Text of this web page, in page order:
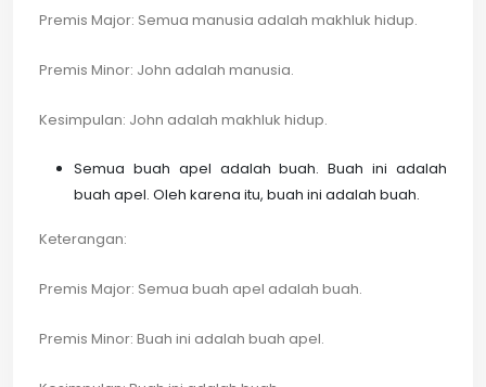
Premis Major: Semua manusia adalah makhluk hidup.
Premis Minor: John adalah manusia.
Kesimpulan: John adalah makhluk hidup.
Semua buah apel adalah buah. Buah ini adalah
buah apel. Oleh karena itu, buah ini adalah buah.
Keterangan:
Premis Major: Semua buah apel adalah buah.
Premis Minor: Buah ini adalah buah apel.